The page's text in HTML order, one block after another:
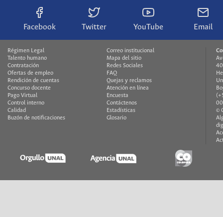
Facebook Twitter YouTube Email
Régimen Legal
Talento humano
Contratación
Ofertas de empleo
Rendición de cuentas
Concurso docente
Pago Virtual
Control interno
Calidad
Buzón de notificaciones
Correo institucional
Mapa del sitio
Redes Sociales
FAQ
Quejas y reclamos
Atención en línea
Encuesta
Contáctenos
Estadísticas
Glosario
©